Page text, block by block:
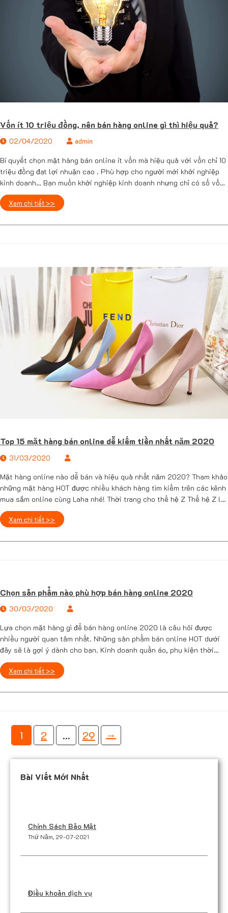
Vốn ít 10 triệu đồng, nên bán hàng online gì thì hiệu quả?
02/04/2020 admin
Bí quyết chọn mặt hàng bán online ít vốn mà hiệu quả với vốn chỉ 10
triệu đồng đạt lợi nhuận cao . Phù hợp cho người mới khởi nghiệp
kinh doanh… Bạn muốn khởi nghiệp kinh doanh nhưng chỉ có số vốn
ít ỏi 10 triệu đồng. Đừng vội nản chí khi mọi người …
Xem chi tiết >>
Top 15 mặt hàng bán online dễ kiếm tiền nhất năm 2020
31/03/2020
Mặt hàng online nào dễ bán và hiệu quả nhất năm 2020? Tham khảo
những mặt hàng HOT được nhiều khách hàng tìm kiếm trên các kênh
mua sắm online cùng Laha nhé! Thời trang cho thế hệ Z Thế hệ Z là
đối tượng giới trẻ sinh sau năm 1996, rất cá tính, nhanh …
Xem chi tiết >>
Chọn sản phẩm nào phù hợp bán hàng online 2020
30/03/2020
Lựa chọn mặt hàng gì để bán hàng online 2020 là câu hỏi được
nhiều người quan tâm nhất. Những sản phẩm bán online HOT dưới
đây sẽ là gợi ý dành cho bạn. Kinh doanh quần áo, phụ kiện thời
trang Đừng bỏ lỡ cơ hội kiếm tiền Online nhờ kinh doanh mặt hàng
…
Xem chi tiết >>
P
h
1 2 … 29 →
Bài Viết Mới Nhất
Chính Sách Bảo Mật
Thứ Năm, 29-07-2021
Điều khoản dịch vụ